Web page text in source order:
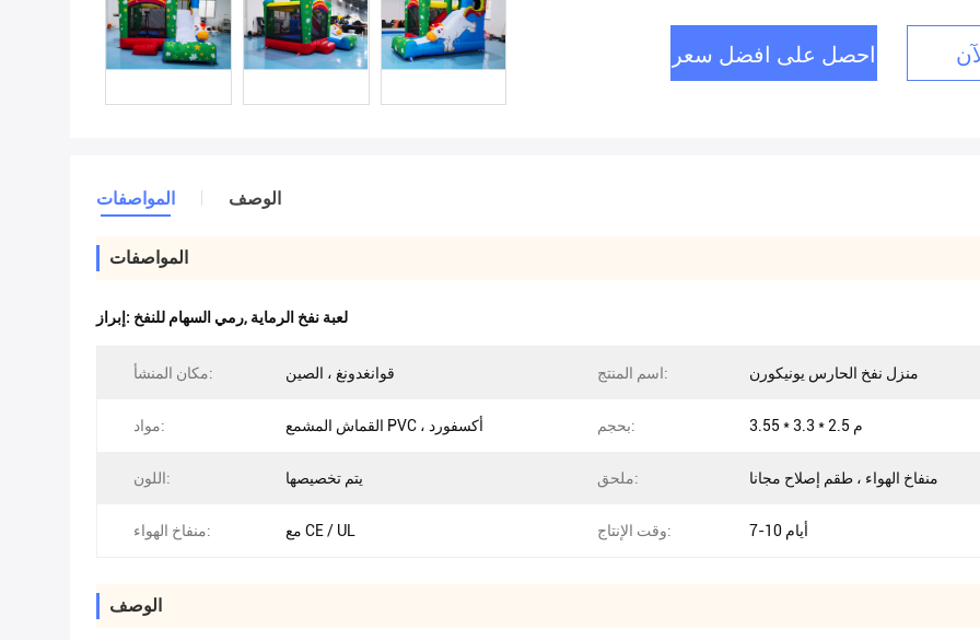
احصل على افضل سعر
المواصفات الوصف
المواصفات
إبراز: رمي السهام للنفخ, لعبة نفخ الرماية
مكان المنشأ: قوانغدونغ ، الصين اسم المنتج: منزل نفخ الحارس يونيكورن
مواد: القماش المشمع PVC ، أكسفورد بحجم: 3.55 * 3.3 * 2.5 م
اللون: يتم تخصيصها ملحق: منفاخ الهواء ، طقم إصلاح مجانا
منفاخ الهواء: مع CE / UL وقت الإنتاج: 7-10 أيام
الوصف